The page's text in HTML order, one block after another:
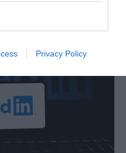
Privacy Policy